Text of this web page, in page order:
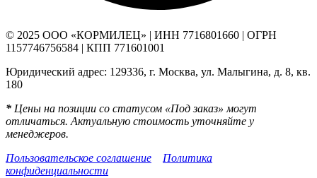
© 2025 ООО «КОРМИЛЕЦ» | ИНН 7716801660 | ОГРН
1157746756584 | КПП 771601001
Юридический адрес: 129336, г. Москва, ул. Малыгина, д. 8, кв.
180
* Цены на позиции со статусом «Под заказ» могут
отличаться. Актуальную стоимость уточняйте у
менеджеров.
Пользовательское соглашение
Политика
конфиденциальности